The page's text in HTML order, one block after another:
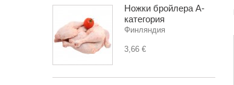
Ножки бройлера А-
категория
Финляндия
3,66 €